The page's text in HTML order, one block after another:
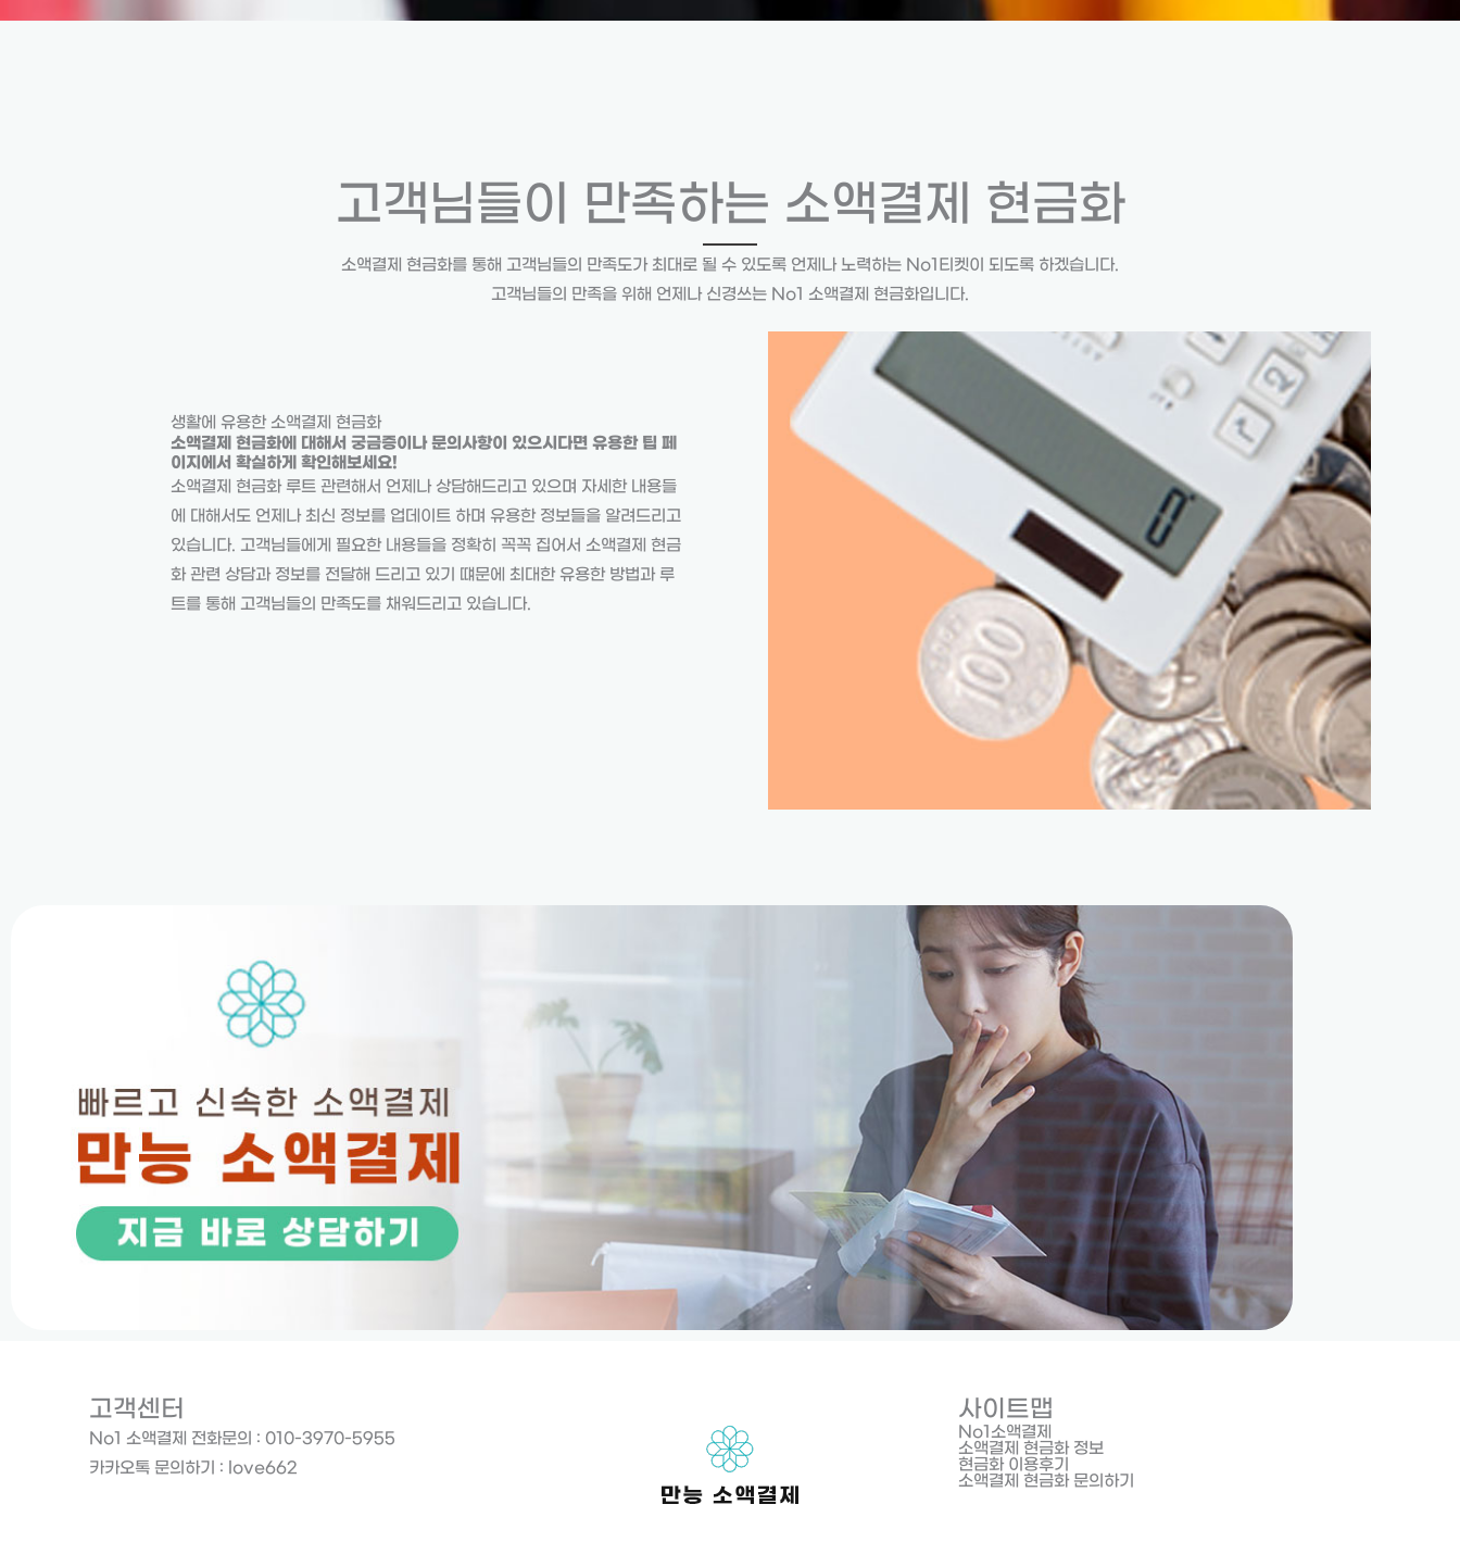
고객님들이 만족하는 소액결제 현금화
소액결제 현금화를 통해 고객님들의 만족도가 최대로 될 수 있도록 언제나 노력하는 No1티켓이 되도록 하겠습니다.
고객님들의 만족을 위해 언제나 신경쓰는 No1 소액결제 현금화입니다.
생활에 유용한 소액결제 현금화
소액결제 현금화에 대해서 궁금증이나 문의사항이 있으시다면 유용한 팁 페
이지에서 확실하게 확인해보세요!
소액결제 현금화 루트 관련해서 언제나 상담해드리고 있으며 자세한 내용들
에 대해서도 언제나 최신 정보를 업데이트 하며 유용한 정보들을 알려드리고
있습니다. 고객님들에게 필요한 내용들을 정확히 꼭꼭 집어서 소액결제 현금
화 관련 상담과 정보를 전달해 드리고 있기 떄문에 최대한 유용한 방법과 루
트를 통해 고객님들의 만족도를 채워드리고 있습니다.
고객센터
No1 소액결제 전화문의 : 010-3970-5955
카카오톡 문의하기 : love662
사이트맵
No1소액결제
소액결제 현금화 정보
현금화 이용후기
소액결제 현금화 문의하기